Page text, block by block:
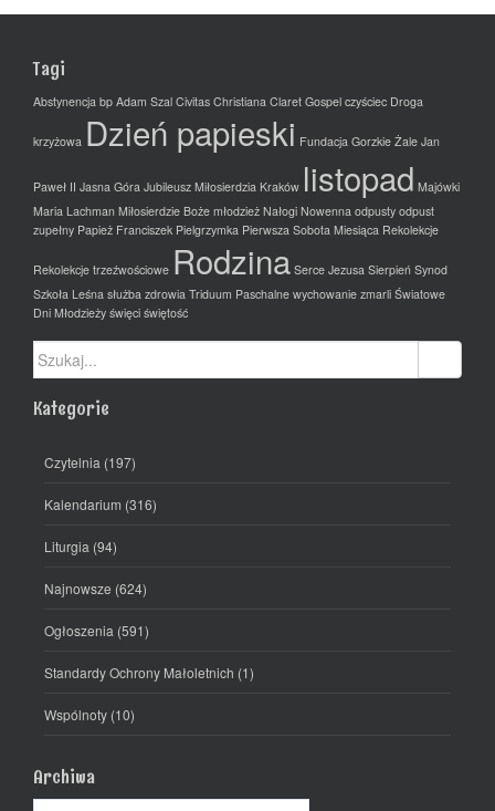
Tagi
Abstynencja bp Adam Szal Civitas Christiana Claret Gospel czyściec Droga
krzyżowa Dzień papieski Fundacja Gorzkie Żale Jan
Paweł II Jasna Góra Jubileusz Miłosierdzia Kraków listopad Majówki
Maria Lachman Miłosierdzie Boże młodzież Nałogi Nowenna odpusty odpust
zupełny Papież Franciszek Pielgrzymka Pierwsza Sobota Miesiąca Rekolekcje
Rekolekcje trzeźwościowe Rodzina Serce Jezusa Sierpień Synod
Szkoła Leśna służba zdrowia Triduum Paschalne wychowanie zmarli Światowe
Dni Młodzieży święci świętość
Szukaj:
Kategorie
Czytelnia (197)
Kalendarium (316)
Liturgia (94)
Najnowsze (624)
Ogłoszenia (591)
Standardy Ochrony Małoletnich (1)
Wspólnoty (10)
Archiwa